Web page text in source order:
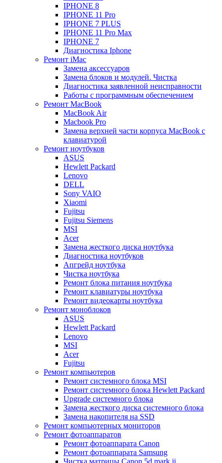
IPHONE 8
IPHONE 11 Pro
IPHONE 7 PLUS
IPHONE 11 Pro Max
IPHONE 7
Диагностика Iphone
Ремонт iMac
Замена аксессуаров
Замена блоков и модулей. Чистка
Диагностика заявленной неисправности
Работы с программным обеспечением
Ремонт MacBook
MacBook Air
Macbook Pro
Замена верхней части корпуса MacBook с
клавиатурой
Ремонт ноутбуков
ASUS
Hewlett Packard
Lenovo
DELL
Sony VAIO
Xiaomi
Fujitsu
Fujitsu Siemens
MSI
Acer
Замена жесткого диска ноутбука
Диагностика ноутбуков
Апгрейд ноутбука
Чистка ноутбука
Ремонт блока питания ноутбука
Ремонт клавиатуры ноутбука
Ремонт видеокарты ноутбука
Ремонт моноблоков
ASUS
Hewlett Packard
Lenovo
MSI
Acer
Fujitsu
Ремонт компьютеров
Ремонт системного блока MSI
Ремонт системного блока Hewlett Packard
Upgrade системного блока
Замена жесткого диска системного блока
Замена накопителя на SSD
Ремонт компьютерных мониторов
Ремонт фотоаппаратов
Ремонт фотоаппарата Canon
Ремонт фотоаппарата Samsung
Чистка матрицы Canon 5d mark ii